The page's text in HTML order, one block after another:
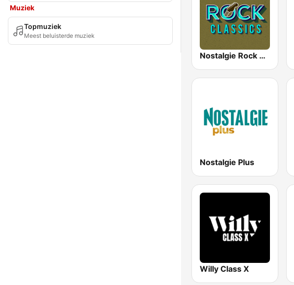
Muziek
Topmuziek
Meest beluisterde muziek
Nostalgie Rock Classics
Nostalgie Plus
Willy Class X